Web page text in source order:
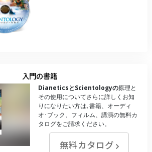
入門の書籍
DianeticsとScientologyの原理と
その使用についてさらに詳しくお知
りになりたい方は､書籍、オーディ
オ･ブック、フィルム、講演の無料カ
タログをご請求ください。
無料カタログ